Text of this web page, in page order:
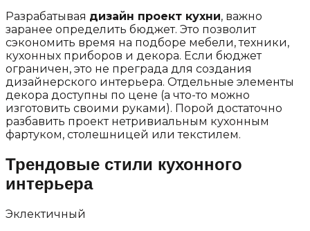
Разрабатывая дизайн проект кухни, важно
заранее определить бюджет. Это позволит
сэкономить время на подборе мебели, техники,
кухонных приборов и декора. Если бюджет
ограничен, это не преграда для создания
дизайнерского интерьера. Отдельные элементы
декора доступны по цене (а что-то можно
изготовить своими руками). Порой достаточно
разбавить проект нетривиальным кухонным
фартуком, столешницей или текстилем.
Трендовые стили кухонного
интерьера
Эклектичный